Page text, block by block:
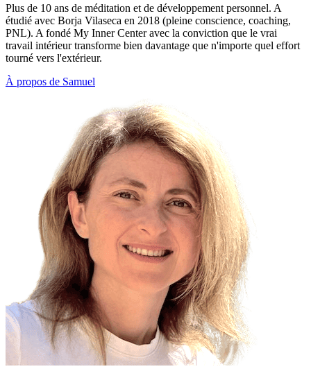
Plus de 10 ans de méditation et de développement personnel. A
étudié avec Borja Vilaseca en 2018 (pleine conscience, coaching,
PNL). A fondé My Inner Center avec la conviction que le vrai
travail intérieur transforme bien davantage que n'importe quel effort
tourné vers l'extérieur.
À propos de Samuel